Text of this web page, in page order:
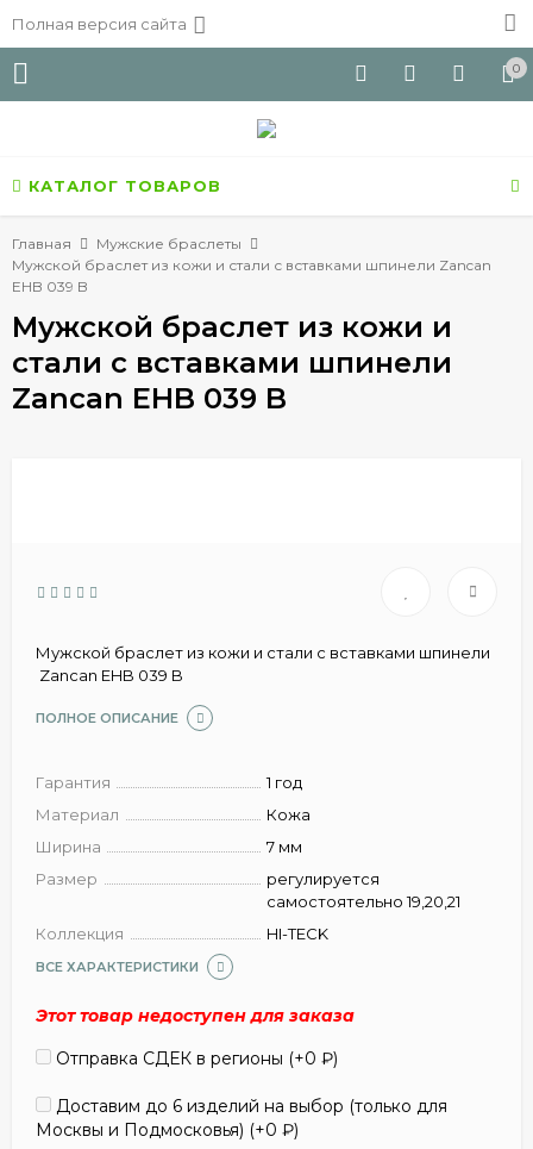
Полная версия сайта
0
КАТАЛОГ ТОВАРОВ
Главная
Мужские браслеты
Мужской браслет из кожи и стали с вставками шпинели Zancan
EHB 039 B
Мужской браслет из кожи и
стали с вставками шпинели
Zancan EHB 039 B
Мужской браслет из кожи и стали с вставками шпинели
Zancan EHB 039 B
ПОЛНОЕ ОПИСАНИЕ
Гарантия
1 год
Материал
Кожа
Ширина
7 мм
Размер
регулируется
самостоятельно 19,20,21
Коллекция
HI-TECK
ВСЕ ХАРАКТЕРИСТИКИ
Этот товар недоступен для заказа
Отправка СДЕК в регионы (+0 ₽)
Доставим до 6 изделий на выбор (только для
Москвы и Подмосковья) (+0 ₽)